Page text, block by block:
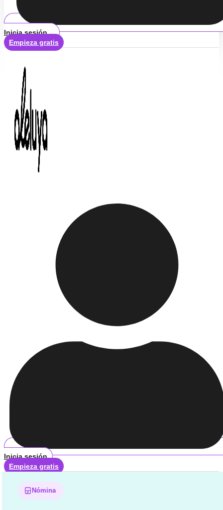
Inicia sesión
Empieza gratis
Inicia sesión
Empieza gratis
Nómina